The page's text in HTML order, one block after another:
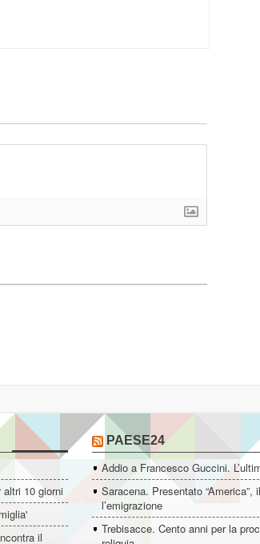
10 giorni
il
PAESE24
Addio a Francesco Guccini.
Saracena. Presentato
l’emigrazione
Trebisacce. Cento anni per la